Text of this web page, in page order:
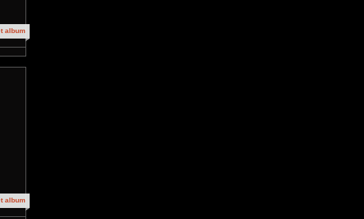
album
album